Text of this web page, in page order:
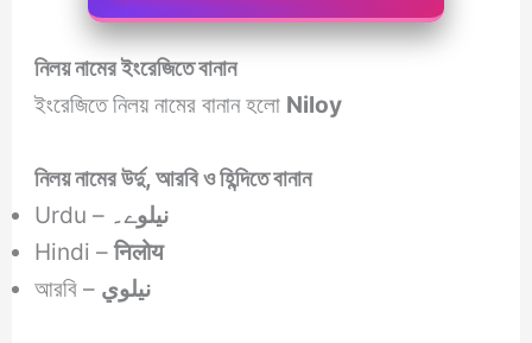
নিলয় নামের ইংরেজিতে বানান
ইংরেজিতে নিলয় নামের বানান হলো Niloy
নিলয়নামের উর্দু, আরবি ও হিন্দিতে বানান
Urdu – نیلوے۔
Hindi –निलोय
আরবি – نيلوي